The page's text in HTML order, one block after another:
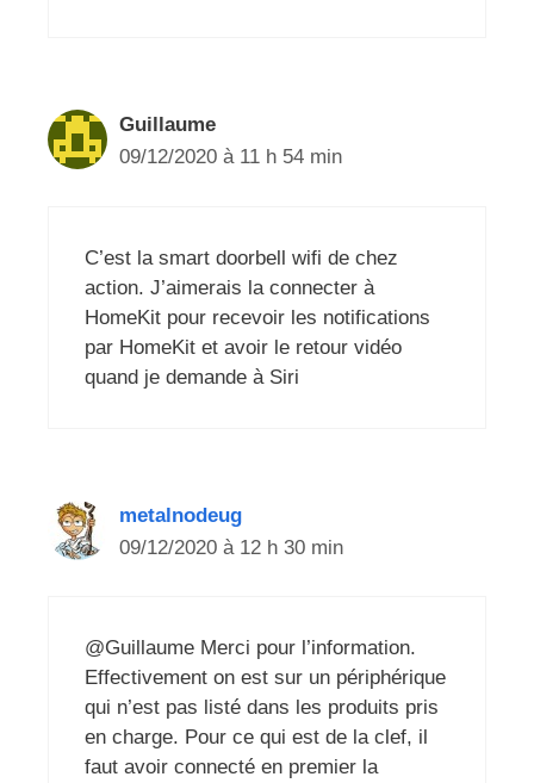
Guillaume
09/12/2020 à 11 h 54 min
C’est la smart doorbell wifi de chez
action. J’aimerais la connecter à
HomeKit pour recevoir les notifications
par HomeKit et avoir le retour vidéo
quand je demande à Siri
metalnodeug
09/12/2020 à 12 h 30 min
@Guillaume Merci pour l’information.
Effectivement on est sur un périphérique
qui n’est pas listé dans les produits pris
en charge. Pour ce qui est de la clef, il
faut avoir connecté en premier la